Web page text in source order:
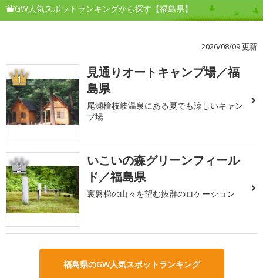
GW人気スポットランキングから探す【福島県】
2026/08/09 更新
1
見通りオートキャンプ場／福
島県
尾瀬檜枝岐温泉にある夏でも涼しいキャン
プ場
2
いこいの森グリーンフィール
ド／福島県
裏磐梯の山々を望む抜群のロケーション
福島県のGW人気スポットランキング